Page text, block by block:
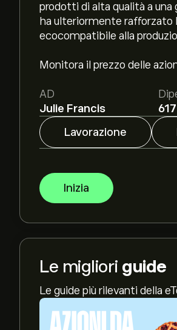
prodotti di alta qualità a una
ha ulteriormente rafforzato
ecocompatibile alla
Monitora il prezzo delle
AD
Julie Francis
617
Lavorazione
Inizia
Le migliori guide
Le guide più rilevanti della